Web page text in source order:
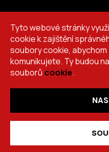
Tyto webové stránky
cookie k zajištění
soubory cookie, abychom
komunikujete. Ty budou
souborů cookie.
+420
BRŠLÍK,